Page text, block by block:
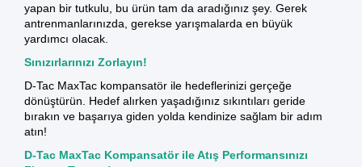
yapan bir tutkulu, bu ürün tam da aradığınız şey. Gerek
antrenmanlarınızda, gerekse yarışmalarda en büyük
yardımcı olacak.
Sınızırlarınızı Zorlayın!
D-Tac MaxTac kompansatör ile hedeflerinizi gerçeğe
dönüştürün. Hedef alırken yaşadığınız sıkıntıları geride
bırakın ve başarıya giden yolda kendinize sağlam bir adım
atın!
D-Tac MaxTac Kompansatör ile Atış Performansınızı